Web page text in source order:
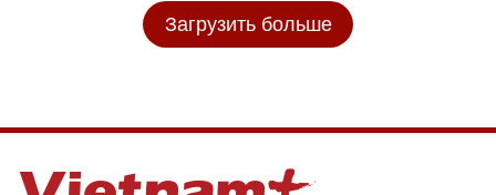
Загрузить больше